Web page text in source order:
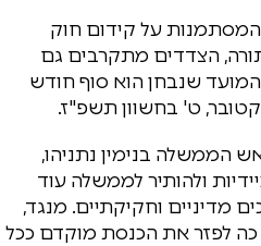
על קידום חוק
הצדדים מתקרבים גם
המועד שנבחן הוא סוף חודש
הממשלה בנימין נתניהו,
ולהותיר לממשלה עוד
מדיניים וחקיקתיים. מנגד,
לפזר את הכנסת מוקדם ככל